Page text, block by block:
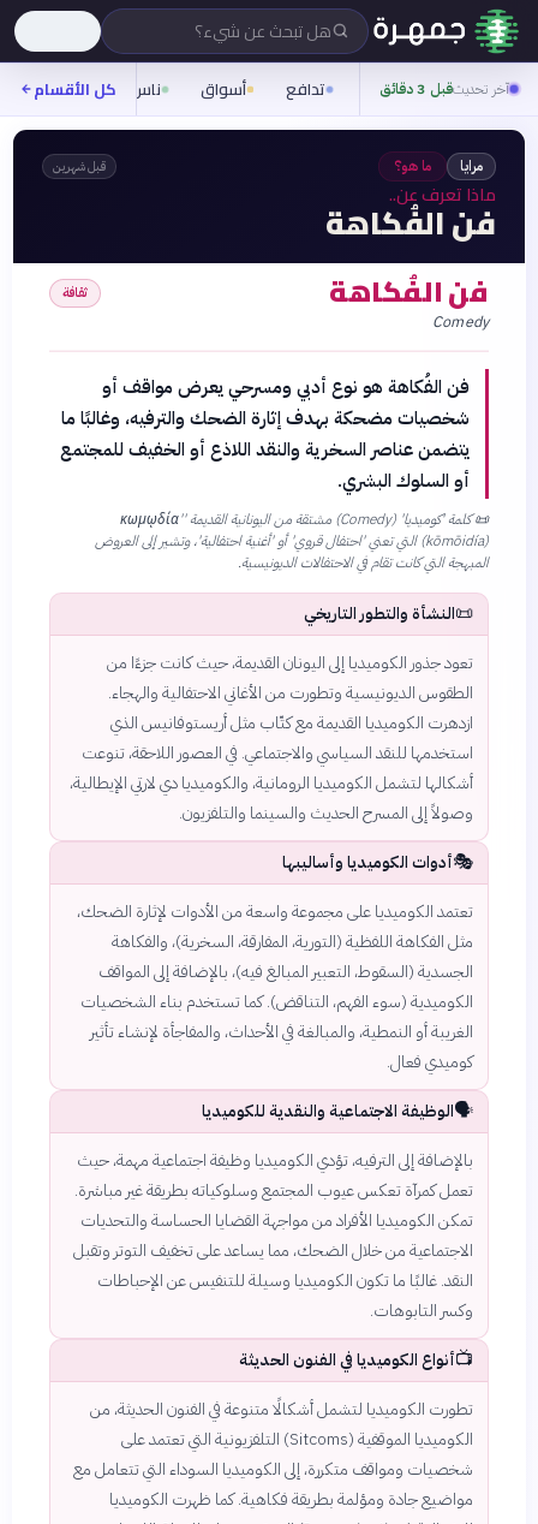
هل تبحث عن شيء؟
آخر تحديثقبل 3 دقائق تدافع أسواق ناس روح
كل الأقسام
مرايا ما هو؟ قبل شهرين
ماذا تعرف عن..
فن الفُكاهة
فن الفُكاهة
Comedy
ثقافة
فن الفُكاهة هو نوع أدبي ومسرحي يعرض مواقف أو
شخصيات مضحكة بهدف إثارة الضحك والترفيه، وغالبًا ما
يتضمن عناصر السخرية والنقد اللاذع أو الخفيف للمجتمع
أو السلوك البشري.
📜
كلمة 'كوميديا' (Comedy) مشتقة من اليونانية القديمة 'κωμῳδία'
(kōmōidía) التي تعني 'احتفال قروي' أو 'أغنية احتفالية'، وتشير إلى العروض
المبهجة التي كانت تقام في الاحتفالات الديونيسية.
📜النشأة والتطور التاريخي
تعود جذور الكوميديا إلى اليونان القديمة، حيث كانت جزءًا من
الطقوس الديونيسية وتطورت من الأغاني الاحتفالية والهجاء.
ازدهرت الكوميديا القديمة مع كتّاب مثل أريستوفانيس الذي
استخدمها للنقد السياسي والاجتماعي. في العصور اللاحقة، تنوعت
أشكالها لتشمل الكوميديا الرومانية، والكوميديا دي لارتي الإيطالية،
وصولاً إلى المسرح الحديث والسينما والتلفزيون.
🎭أدوات الكوميديا وأساليبها
تعتمد الكوميديا على مجموعة واسعة من الأدوات لإثارة الضحك،
مثل الفكاهة اللفظية (التورية، المفارقة، السخرية)، والفكاهة
الجسدية (السقوط، التعبير المبالغ فيه)، بالإضافة إلى المواقف
الكوميدية (سوء الفهم، التناقض). كما تستخدم بناء الشخصيات
الغريبة أو النمطية، والمبالغة في الأحداث، والمفاجأة لإنشاء تأثير
كوميدي فعال.
🗣️الوظيفة الاجتماعية والنقدية للكوميديا
بالإضافة إلى الترفيه، تؤدي الكوميديا وظيفة اجتماعية مهمة، حيث
تعمل كمرآة تعكس عيوب المجتمع وسلوكياته بطريقة غير مباشرة.
تمكن الكوميديا الأفراد من مواجهة القضايا الحساسة والتحديات
الاجتماعية من خلال الضحك، مما يساعد على تخفيف التوتر وتقبل
النقد. غالبًا ما تكون الكوميديا وسيلة للتنفيس عن الإحباطات
وكسر التابوهات.
📺أنواع الكوميديا في الفنون الحديثة
تطورت الكوميديا لتشمل أشكالًا متنوعة في الفنون الحديثة، من
الكوميديا الموقفية (Sitcoms) التلفزيونية التي تعتمد على
شخصيات ومواقف متكررة، إلى الكوميديا السوداء التي تتعامل مع
مواضيع جادة ومؤلمة بطريقة فكاهية. كما ظهرت الكوميديا